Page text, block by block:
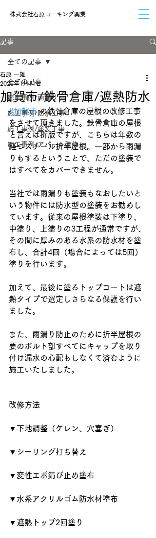
​株式会社石原コーキング興業
記事
全ての記事
施工事例/雨漏り
施工事例/防水工事
施工事例/塗装工事
施工事例/アパート改修
全ての記事
加賀市/鉄骨倉庫/遮熱防水
石原 一雄
2025年1月11日
#加賀市 の鉄骨倉庫の屋根の改修工事
をさせて頂きました。鉄骨倉庫の屋根
と言えば折版ですが、こちらは年数の
経つスチール折半屋根。一部から雨漏
りもするということで、ただの塗装で
はすべてをカバーできません。
当社では雨漏りも塗装もなおしたいと
いう物件には防水型の塗装をお勧めし
ています。従来の屋根塗装は下塗り、
中塗り、上塗りの3工程が通常ですが、
その間に厚みのある水系の防水材を塗
布し、合計4回（場合によっては5回）
塗りを行います。
加えて、最後に塗るトップコートは遮
熱タイプで選定しさらなる保護を行い
ました。
また、雨漏り防止のために折半屋根の
要のボルト部すべてにキャップを取り
付け漏水の心配もしなくて済むように
施工いたしました。
改修方法
▼下地調整（ケレン、穴塞ぎ）
▼シーリング打ち替え
▼変性エポ錆び止め塗布
▼水系アクリルゴム防水材塗布
▼遮熱トップ2回塗り